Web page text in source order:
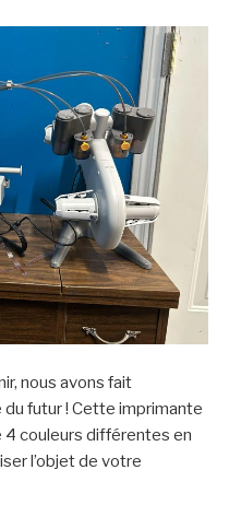
nous avons fait
du futur ! Cette imprimante
4 couleurs différentes en
l’objet de votre